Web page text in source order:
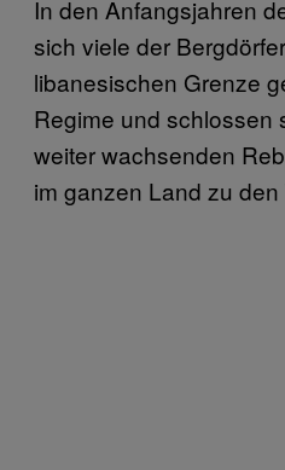
In den Anfangsjahren
sich viele der
libanesischen Grenze
Regime und schlossen
weiter wachsenden
im ganzen Land zu den